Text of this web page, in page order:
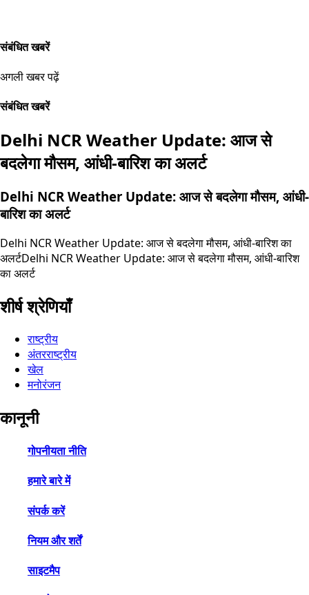
संबंधित खबरें
अगली खबर पढ़ें
संबंधित खबरें
Delhi NCR Weather Update: आज से
बदलेगा मौसम, आंधी-बारिश का अलर्ट
Delhi NCR Weather Update: आज से बदलेगा मौसम, आंधी-
बारिश का अलर्ट
Delhi NCR Weather Update: आज से बदलेगा मौसम, आंधी-बारिश का
अलर्टDelhi NCR Weather Update: आज से बदलेगा मौसम, आंधी-बारिश
का अलर्ट
शीर्ष श्रेणियाँ
राष्ट्रीय
अंतरराष्ट्रीय
खेल
मनोरंजन
कानूनी
गोपनीयता नीति
हमारे बारे में
संपर्क करें
नियम और शर्तें
साइटमैप